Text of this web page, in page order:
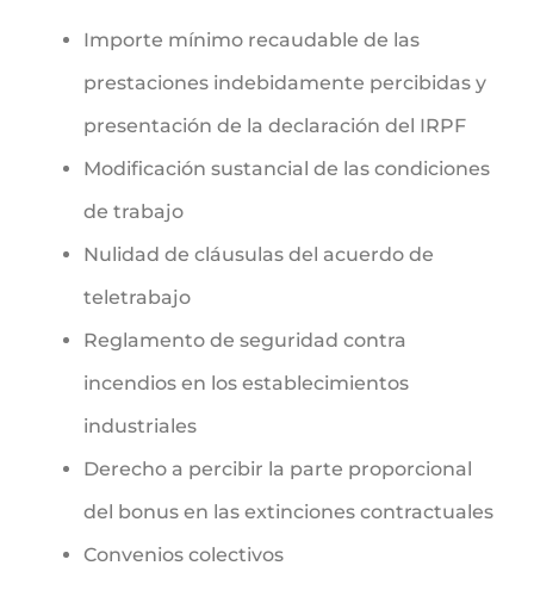
Importe mínimo recaudable de las
prestaciones indebidamente percibidas y
presentación de la declaración del IRPF
Modificación sustancial de las condiciones
de trabajo
Nulidad de cláusulas del acuerdo de
teletrabajo
Reglamento de seguridad contra
incendios en los establecimientos
industriales
Derecho a percibir la parte proporcional
del bonus en las extinciones contractuales
Convenios colectivos